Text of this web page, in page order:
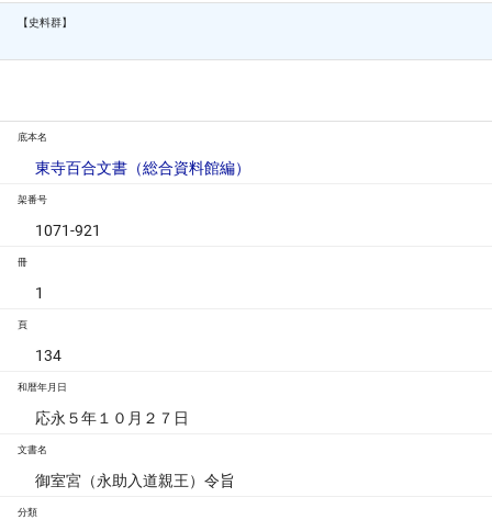
【史料群】
底本名
東寺百合文書（総合資料館編）
架番号
1071-921
冊
1
頁
134
和暦年月日
応永５年１０月２７日
文書名
御室宮（永助入道親王）令旨
分類